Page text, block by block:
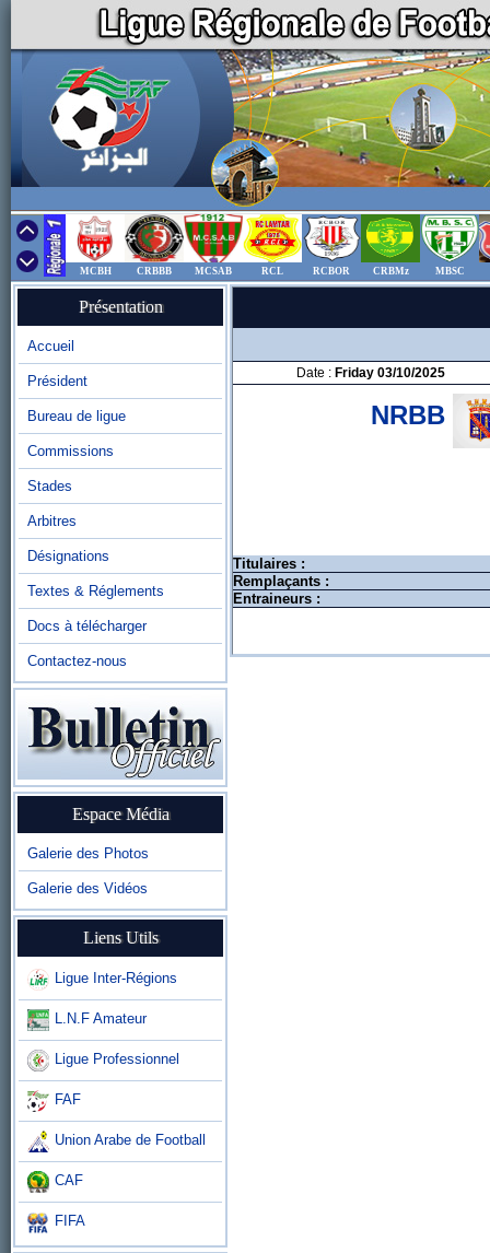
MCBH CRBBB MCSAB RCL RCBOR CRBMz MBSC
Présentation
Accueil
Président
Bureau de ligue
Commissions
Stades
Arbitres
Désignations
Textes & Réglements
Docs à télécharger
Contactez-nous
Espace Média
Galerie des Photos
Galerie des Vidéos
Liens Utils
Ligue Inter-Régions
L.N.F Amateur
Ligue Professionnel
FAF
Union Arabe de Football
CAF
FIFA
Date : Friday 03/10/2025
NRBB
Titulaires :
Remplaçants :
Entraineurs :